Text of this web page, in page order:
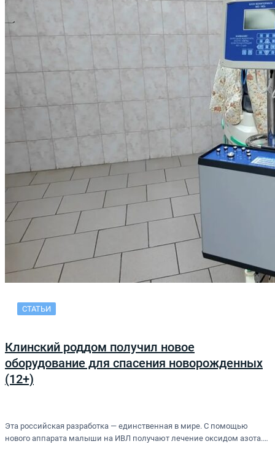
СТАТЬИ
Клинский роддом получил новое
оборудование для спасения новорожденных
(12+)
Эта российская разработка — единственная в мире. С помощью
нового аппарата малыши на ИВЛ получают лечение оксидом азота.…